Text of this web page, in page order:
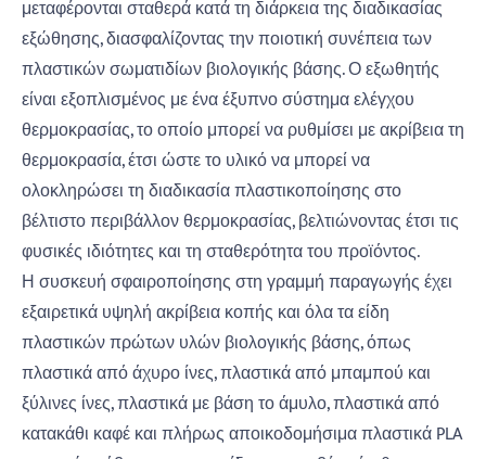
μεταφέρονται σταθερά κατά τη διάρκεια της διαδικασίας
εξώθησης, διασφαλίζοντας την ποιοτική συνέπεια των
πλαστικών σωματιδίων βιολογικής βάσης. Ο εξωθητής
είναι εξοπλισμένος με ένα έξυπνο σύστημα ελέγχου
θερμοκρασίας, το οποίο μπορεί να ρυθμίσει με ακρίβεια τη
θερμοκρασία, έτσι ώστε το υλικό να μπορεί να
ολοκληρώσει τη διαδικασία πλαστικοποίησης στο
βέλτιστο περιβάλλον θερμοκρασίας, βελτιώνοντας έτσι τις
φυσικές ιδιότητες και τη σταθερότητα του προϊόντος.
Η συσκευή σφαιροποίησης στη γραμμή παραγωγής έχει
εξαιρετικά υψηλή ακρίβεια κοπής και όλα τα είδη
πλαστικών πρώτων υλών βιολογικής βάσης, όπως
πλαστικά από άχυρο ίνες, πλαστικά από μπαμπού και
ξύλινες ίνες, πλαστικά με βάση το άμυλο, πλαστικά από
κατακάθι καφέ και πλήρως αποικοδομήσιμα πλαστικά PLA